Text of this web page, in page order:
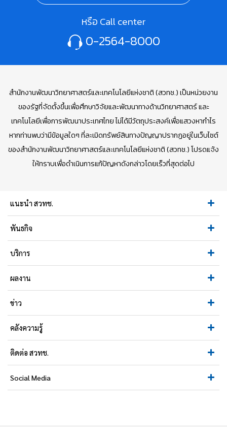
หรือ Call center
0-2564-8000
สำนักงานพัฒนาวิทยาศาสตร์และเทคโนโลยีแห่งชาติ (สวทช.) เป็นหน่วยงาน
ของรัฐที่จัดตั้งขึ้นเพื่อศึกษาวิจัยและพัฒนาทางด้านวิทยาศาสตร์ และ
เทคโนโลยีเพื่อการพัฒนาประเทศไทย ไม่ได้มีวัตถุประสงค์เพื่อแสวงหากำไร
หากท่านพบว่ามีข้อมูลใดๆ ที่ละเมิดทรัพย์สินทางปัญญาปรากฏอยู่ในเว็บไซต์
ของสำนักงานพัฒนาวิทยาศาสตร์และเทคโนโลยีแห่งชาติ (สวทช.) โปรดแจ้ง
ให้ทราบเพื่อดำเนินการแก้ปัญหาดังกล่าวโดยเร็วที่สุดต่อไป
แนะนำ สวทช.
พันธกิจ
บริการ
ผลงาน
ข่าว
คลังความรู้
ติดต่อ สวทช.
Social Media